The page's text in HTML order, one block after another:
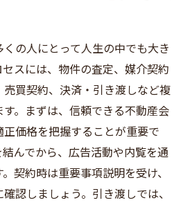
の人にとって人生の中でも大き
スには、物件の査定、媒介契約
買契約、決済・引き渡しなど複
。まずは、信頼できる不動産会
価格を把握することが重要で
んでから、広告活動や内覧を通
契約時は重要事項説明を受け、
認しましょう。引き渡しでは、